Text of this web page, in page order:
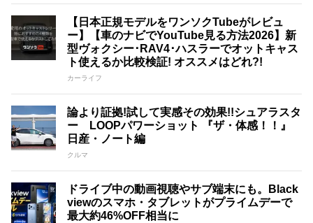
【日本正規モデルをワンソクTubeがレビュ
ー】【車のナビでYouTube見る方法2026】新
型ヴォクシー･RAV4･ハスラーでオットキャス
ト使えるか比較検証! オススメはどれ?!
カーライフ
論より証拠!試して実感その効果!!シュアラスタ
ー LOOPパワーショット 『ザ・体感！！』
日産・ノート編
クルマ
ドライブ中の動画視聴やサブ端末にも。Black
viewのスマホ・タブレットがプライムデーで
最大約46%OFF相当に